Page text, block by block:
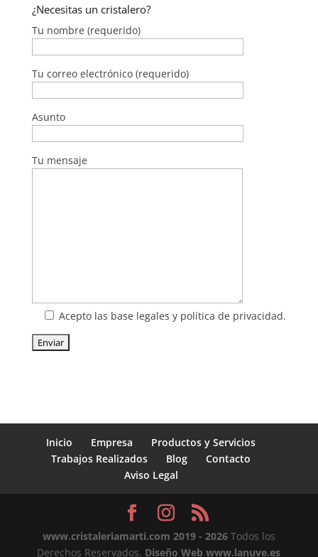
¿Necesitas un cristalero?
Tu nombre (requerido)
Tu correo electrónico (requerido)
Asunto
Tu mensaje
Acepto las base legales y política de privacidad.
Inicio Empresa
Productos y Servicios
Trabajos Realizados
Blog
Contacto
Aviso Legal
www.cristaleriamarti.com 2019 - 2026 Todos los
Derechos Reservados. Diseño Web www.lanuve.es